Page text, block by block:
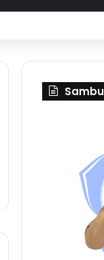
Festival Borneo